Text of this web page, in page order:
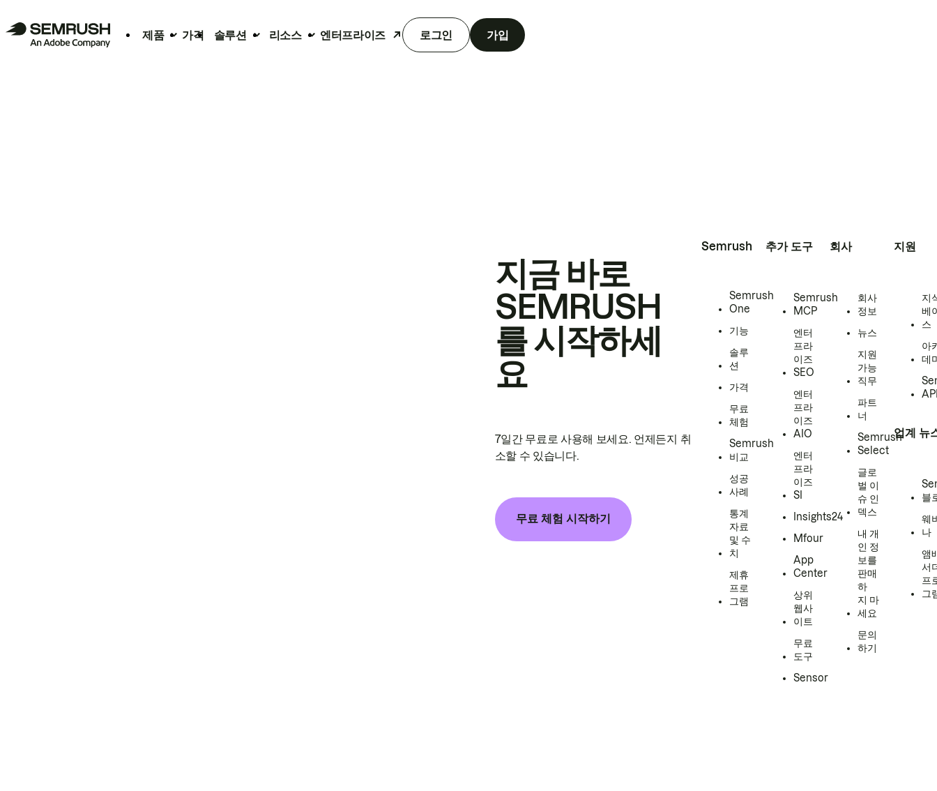
제품 가격 솔루션 리소스 엔터프라이즈 로그인 가입
지금 바로
SEMRUSH
를 시작하세
요
7일간 무료로 사용해 보세요. 언제든지 취
소할 수 있습니다.
무료 체험 시작하기
Semrush
Semrush
One
기능
솔루
션
가격
무료
체험
Semrush
비교
성공
사례
통계
자료
및 수
치
제휴
프로
그램
추가 도구
Semrush
MCP
엔터
프라
이즈
SEO
엔터
프라
이즈
AIO
엔터
프라
이즈
SI
Insights24
Mfour
App
Center
상위
웹사
이트
무료
도구
Sensor
회사
회사
정보
뉴스
지원
가능
직무
파트
너
Semrush
Select
글로
벌 이
슈 인
덱스
내 개
인 정
보를
판매
하
지 마
세요
문의
하기
지원
지
베
스
아
데
업계 뉴
블
웨
나
앰
서
프
그